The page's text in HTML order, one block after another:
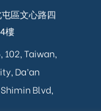
區文心路四
樓
102, Taiwan,
Da’an
Blvd,